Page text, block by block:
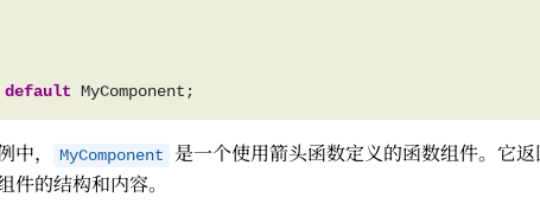
default
中， MyComponent
是一个使用箭头函数定义的函数组件。它返
件的结构和内容。